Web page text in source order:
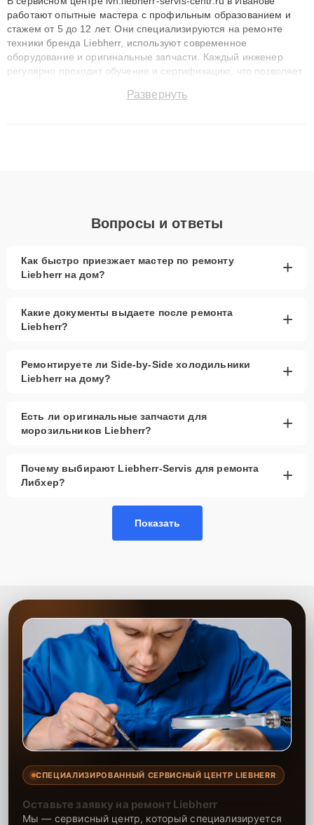
работают опытные мастера с профильным образованием и
стажем от 5 до 12 лет. Они специализируются на ремонте
техники бренда Liebherr, используют современное
оборудование и оригинальные запчасти. Каждый инженер
регулярно проходит обучение и сертификацию, что позволяет
технику с сохранением гарантии до 3 лет. Наши мастера
Развернуть
Вопросы и ответы
Как быстро приезжает мастер по ремонту
Liebherr на дом?
+
Какие документы выдаете после ремонта
Liebherr?
+
Ремонтируете ли Side-by-Side холодильники
Liebherr на дому?
+
Есть ли оригинальные запчасти для
морозильников Liebherr?
+
Почему выбирают Liebherr-Servis для ремонта
Либхер?
+
Показать
СПЕЦИАЛИЗИРОВАННЫЙ СЕРВИСНЫЙ ЦЕНТР LIEBHERR
Оставьте заявку на ремонт Liebherr
Мы — сервисный центр, который специализируется